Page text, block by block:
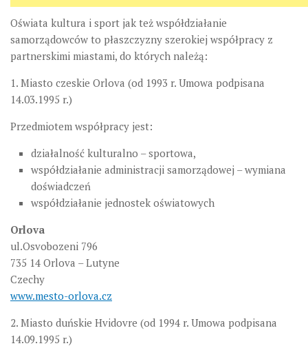
Oświata kultura i sport jak też współdziałanie
samorządowców to płaszczyzny szerokiej współpracy z
partnerskimi miastami, do których należą:
1. Miasto czeskie Orlova (od 1993 r. Umowa podpisana
14.03.1995 r.)
Przedmiotem współpracy jest:
działalność kulturalno – sportowa,
współdziałanie administracji samorządowej – wymiana
doświadczeń
współdziałanie jednostek oświatowych
Orlova
ul.Osvobozeni 796
735 14 Orlova – Lutyne
Czechy
www.mesto-orlova.cz
2. Miasto duńskie Hvidovre (od 1994 r. Umowa podpisana
14.09.1995 r.)